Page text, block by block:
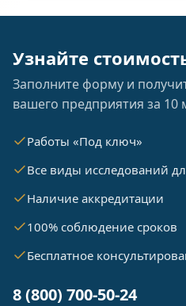
Узнайте
Заполните форму и
вашего предприятия за 10
Работы «Под ключ»
Все виды исследований
Наличие аккредитации
100% соблюдение сроков
Бесплатное
8 (800) 700-50-24